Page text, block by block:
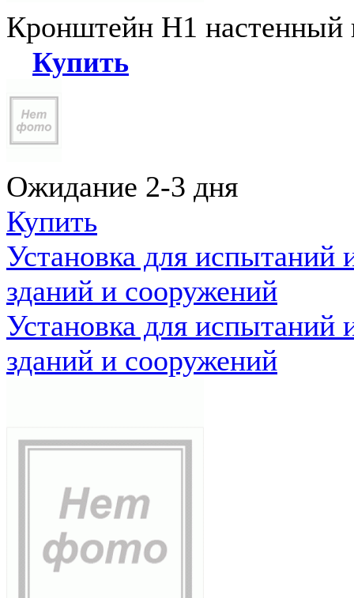
Кронштейн Н1
Купить
Ожидание 2-3 дня
Купить
Установка для испытаний
зданий и сооружений
Установка для испытаний
зданий и сооружений